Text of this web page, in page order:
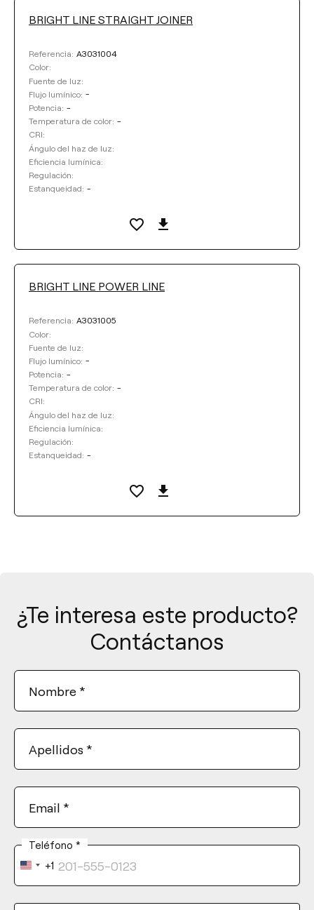
BRIGHT LINE STRAIGHT JOINER
Referencia: A3031004
Color:
Fuente de luz:
Flujo lumínico: -
Potencia: -
Temperatura de color: -
CRI:
Ángulo del haz de luz:
Eficiencia lumínica:
Regulación:
Estanqueidad: -
BRIGHT LINE POWER LINE
Referencia: A3031005
Color:
Fuente de luz:
Flujo lumínico: -
Potencia: -
Temperatura de color: -
CRI:
Ángulo del haz de luz:
Eficiencia lumínica:
Regulación:
Estanqueidad: -
¿Te interesa este producto?
Contáctanos
Nombre *
Apellidos *
Email *
Teléfono *
United
States
+1